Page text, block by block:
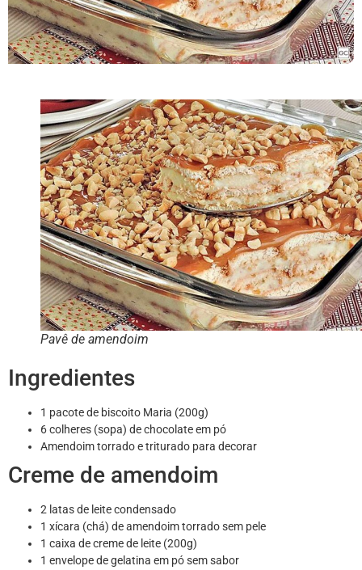
Pavê de amendoim
Ingredientes
1 pacote de biscoito Maria (200g)
6 colheres (sopa) de chocolate em pó
Amendoim torrado e triturado para decorar
Creme de amendoim
2 latas de leite condensado
1 xícara (chá) de amendoim torrado sem pele
1 caixa de creme de leite (200g)
1 envelope de gelatina em pó sem sabor